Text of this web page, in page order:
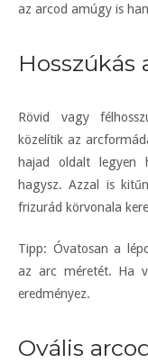
az arcod amúgy is
Hosszúkás
Rövid vagy
közelítik az
hajad oldalt legyen
hagysz. Azzal is
frizurád körvonala
Tipp: Óvatosan a
az arc méretét. Ha
eredményez.
Ovális